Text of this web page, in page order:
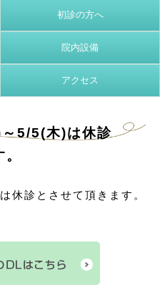
初診の方へ
院内設備
アクセス
5/5(木)は休診
休診とさせて頂きます。